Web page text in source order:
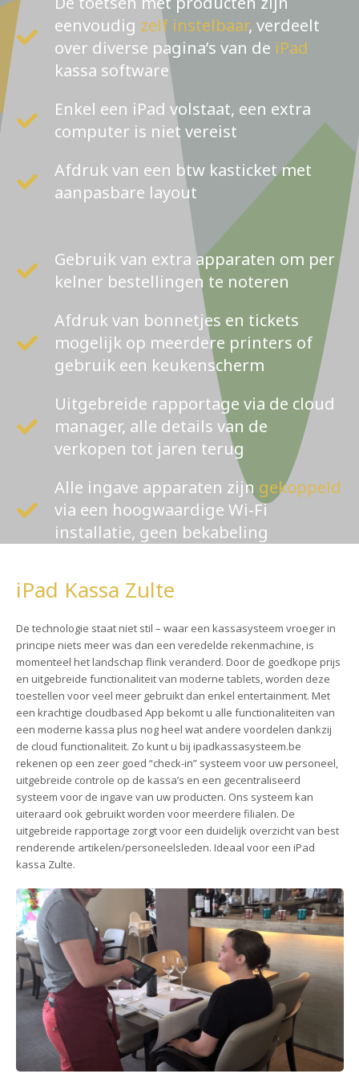
eenvoudig zelf instelbaar, verdeelt
over diverse pagina’s van de iPad
kassa software
Enkel een iPad volstaat, een extra
computer is niet vereist
Afdruk van een btw kasticket met
aanpasbare layout
Gebruik van extra apparaten om per
kelner bestellingen te noteren
Afdruk van bonnetjes en tickets
mogelijk op meerdere printers of
gebruik een keukenscherm
Uitgebreide rapportage via de cloud
manager, alle details van de
verkopen tot jaren terug
Alle ingave apparaten zijn gekoppeld
via een hoogwaardige Wi-Fi
installatie, geen bekabeling
iPad Kassa Zulte
De technologie staat niet stil – waar een kassasysteem vroeger in
principe niets meer was dan een veredelde rekenmachine, is
momenteel het landschap flink veranderd. Door de goedkope prijs
en uitgebreide functionaliteit van moderne tablets, worden deze
toestellen voor veel meer gebruikt dan enkel entertainment. Met
een krachtige cloudbased App bekomt u alle functionaliteiten van
een moderne kassa plus nog heel wat andere voordelen dankzij
de cloud functionaliteit. Zo kunt u bij ipadkassasysteem.be
rekenen op een zeer goed “check-in” systeem voor uw personeel,
uitgebreide controle op de kassa’s en een gecentraliseerd
systeem voor de ingave van uw producten. Ons systeem kan
uiteraard ook gebruikt worden voor meerdere filialen. De
uitgebreide rapportage zorgt voor een duidelijk overzicht van best
renderende artikelen/personeelsleden. Ideaal voor een iPad
kassa Zulte.